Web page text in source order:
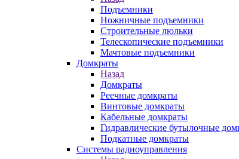
Подъемники
Ножничные подъемники
Строительные люльки
Телескопические подъемники
Мачтовые подъемники
Домкраты
Назад
Домкраты
Реечные домкраты
Винтовые домкраты
Кабельные домкраты
Гидравлические бутылочные
Подкатные домкраты
Системы радиоуправления